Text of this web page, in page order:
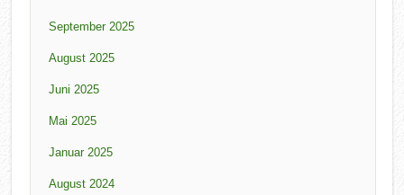
September 2025
August 2025
Juni 2025
Mai 2025
Januar 2025
August 2024